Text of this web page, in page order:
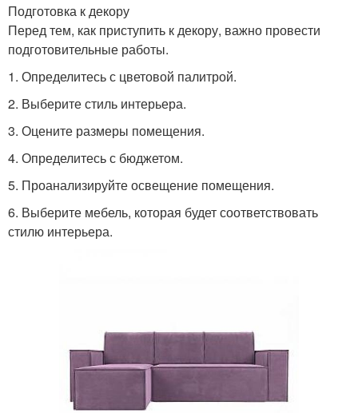
Подготовка к декору
Перед тем, как приступить к декору, важно провести
подготовительные работы.
1. Определитесь с цветовой палитрой.
2. Выберите стиль интерьера.
3. Оцените размеры помещения.
4. Определитесь с бюджетом.
5. Проанализируйте освещение помещения.
6. Выберите мебель, которая будет соответствовать
стилю интерьера.